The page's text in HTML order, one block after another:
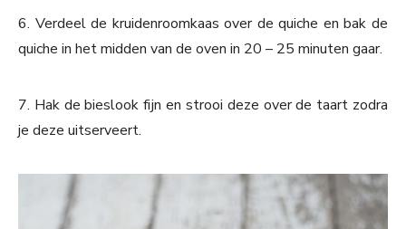
6. Verdeel de kruidenroomkaas over de quiche en bak de
quiche in het midden van de oven in 20 – 25 minuten gaar.
7. Hak de bieslook fijn en strooi deze over de taart zodra
je deze uitserveert.